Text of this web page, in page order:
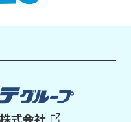
式会社